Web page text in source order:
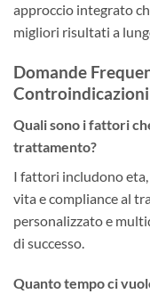
approccio integrato
migliori risultati a
Domande
Controindicazioni
Quali sono i fattori
trattamento?
I fattori includono
vita e compliance al
personalizzato e
di successo.
Quanto tempo ci